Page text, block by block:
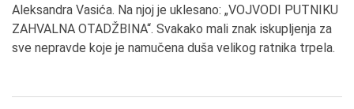
Aleksandra Vasića. Na njoj je uklesano: „VOJVODI PUTNIKU
ZAHVALNA OTADŽBINA“. Svakako mali znak iskupljenja za
sve nepravde koje je namučena duša velikog ratnika trpela.